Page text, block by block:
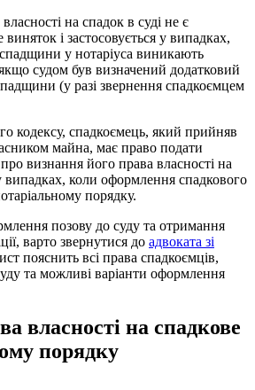
на спадок в суді не є
і застосовується у випадках,
у нотаріуса виникають
судом був визначений додатковий
(у разі звернення спадкоємцем
кодексу, спадкоємець, який прийняв
майна, має право подати
визнання його права власності на
коли оформлення спадкового
порядку.
позову до суду та отримання
варто звернутися до адвоката зі
пояснить всі права спадкоємців,
та можливі варіанти оформлення
власності на спадкове
порядку